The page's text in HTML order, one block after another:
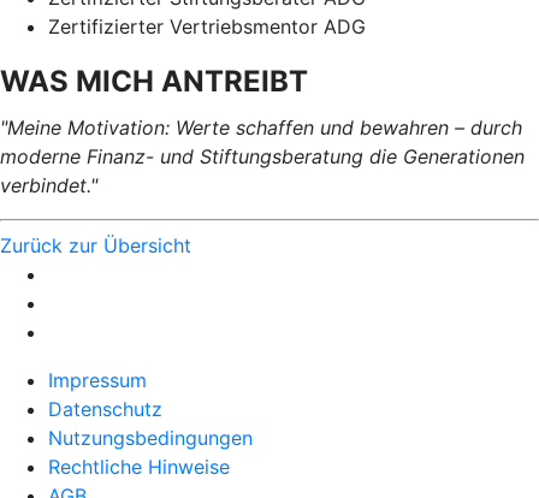
Zertifizierter Vertriebsmentor ADG
WAS MICH ANTREIBT
"Meine Motivation: Werte schaffen und bewahren – durch
moderne Finanz- und Stiftungsberatung die Generationen
verbindet."
Zurück zur Übersicht
Impressum
Datenschutz
Nutzungsbedingungen
Rechtliche Hinweise